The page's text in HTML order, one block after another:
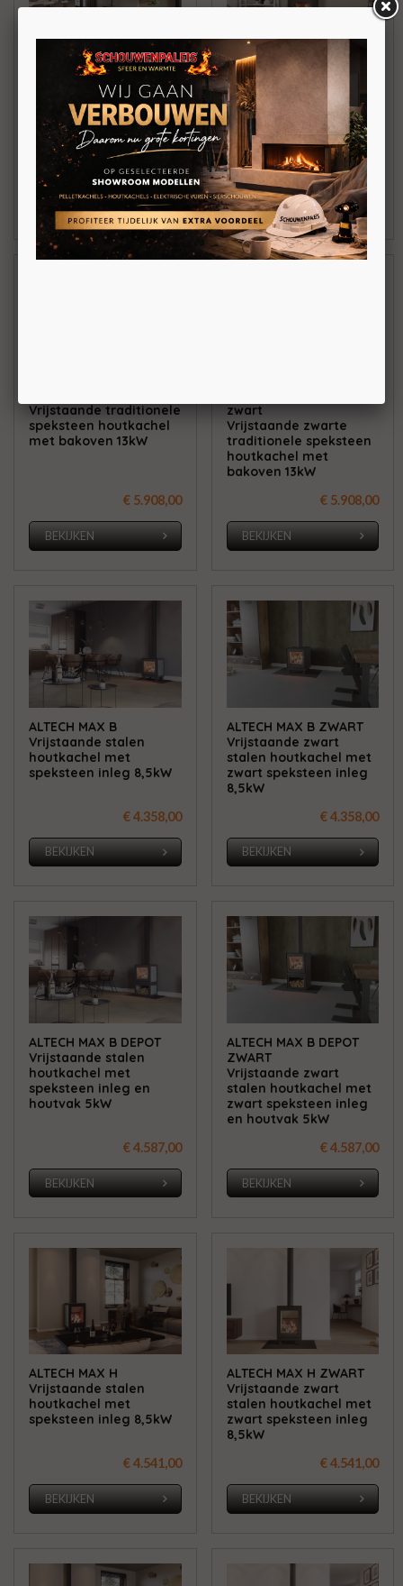
Altech Vision basis
Vrijstaande traditionele
speksteen houtkachel
met zijdeur 13kW
€ 4.198,00
BEKIJKEN
Altech Vision basis
zwart
Vrijstaande traditionele
zwarte speksteen
houtkachel met zijdeur
13kW
€ 4.198,00
BEKIJKEN
Vrijstaande traditionele
speksteen houtkachel
met bakoven 13kW
€ 5.908,00
BEKIJKEN
zwart
Vrijstaande zwarte
traditionele speksteen
houtkachel met
bakoven 13kW
€ 5.908,00
BEKIJKEN
ALTECH MAX B
Vrijstaande stalen
houtkachel met
speksteen inleg 8,5kW
€ 4.358,00
BEKIJKEN
ALTECH MAX B ZWART
Vrijstaande zwart
stalen houtkachel met
zwart speksteen inleg
8,5kW
€ 4.358,00
BEKIJKEN
ALTECH MAX B DEPOT
Vrijstaande stalen
houtkachel met
speksteen inleg en
houtvak 5kW
€ 4.587,00
BEKIJKEN
ALTECH MAX B DEPOT
ZWART
Vrijstaande zwart
stalen houtkachel met
zwart speksteen inleg
en houtvak 5kW
€ 4.587,00
BEKIJKEN
ALTECH MAX H
Vrijstaande stalen
houtkachel met
speksteen inleg 8,5kW
€ 4.541,00
BEKIJKEN
ALTECH MAX H ZWART
Vrijstaande zwart
stalen houtkachel met
zwart speksteen inleg
8,5kW
€ 4.541,00
BEKIJKEN